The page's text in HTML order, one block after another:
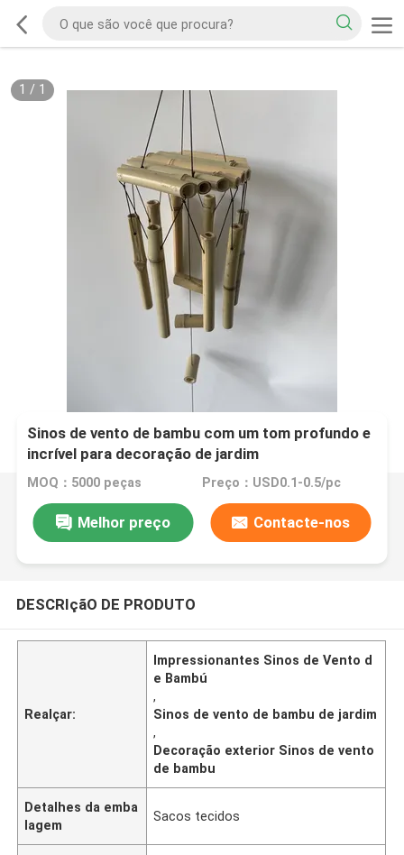
1 / 1
Sinos de vento de bambu com um tom profundo e
incrível para decoração de jardim
MOQ：5000 peças Preço：USD0.1-0.5/pc
Melhor preço Contacte-nos
DESCRIçãO DE PRODUTO
Realçar:
Impressionantes Sinos de Vento d
e Bambú
,
Sinos de vento de bambu de jardim
,
Decoração exterior Sinos de vento
de bambu
Detalhes da emba
lagem
Sacos tecidos